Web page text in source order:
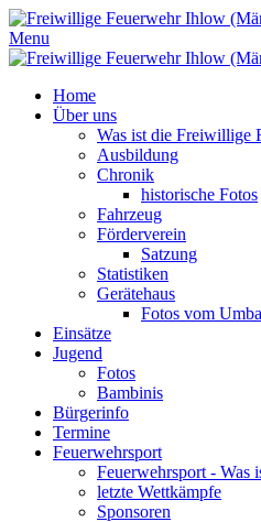
Menu
Home
Über uns
Was ist die Freiwillige
Ausbildung
Chronik
historische Fotos
Fahrzeug
Förderverein
Satzung
Statistiken
Gerätehaus
Fotos vom
Einsätze
Jugend
Fotos
Bambinis
Bürgerinfo
Termine
Feuerwehrsport
Feuerwehrsport - Was
letzte Wettkämpfe
Sponsoren